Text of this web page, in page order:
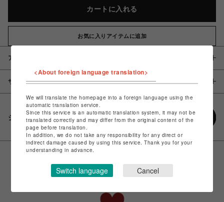
カートに入れる
お気に入りアイテムに追加
アイテム説明 / 素材
サイズ
シェアする
<About foreign language translation>
We will translate the homepage into a foreign language using the
automatic translation service.
Since this service is an automatic translation system, it may not be
translated correctly and may differ from the original content of the
page before translation.
In addition, we do not take any responsibility for any direct or
indirect damage caused by using this service. Thank you for your
understanding in advance.
Switch language Cancel